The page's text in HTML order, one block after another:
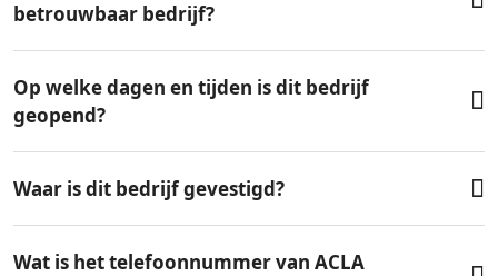
betrouwbaar bedrijf?
Op welke dagen en tijden is dit bedrijf
geopend?
Waar is dit bedrijf gevestigd?
Wat is het telefoonnummer van ACLA